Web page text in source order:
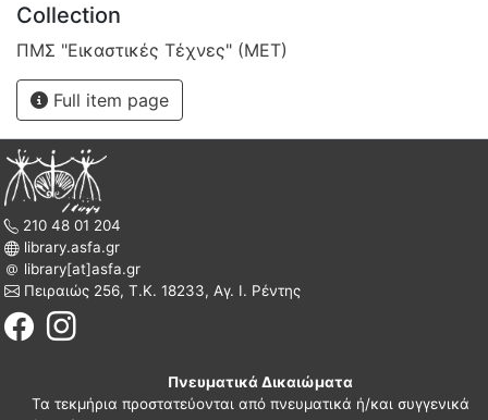
Collection
ΠΜΣ "Εικαστικές Τέχνες" (ΜΕΤ)
Full item page
210 48 01 204
library.asfa.gr
library[at]asfa.gr
Πειραιώς 256, Τ.Κ. 18233, Αγ. Ι. Ρέντης
Πνευματικά Δικαιώματα
Τα τεκμήρια προστατεύονται από πνευματικά ή/και συγγενικά